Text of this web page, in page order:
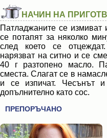
НАЧИН НА
Патладжаните се измиват
се потапят за няколко
след което се
нарязват на ситно и се
40 г разтопено масло.
сместа. Слагат се в
и се изпичат. Чесънът
допълнително като сос.